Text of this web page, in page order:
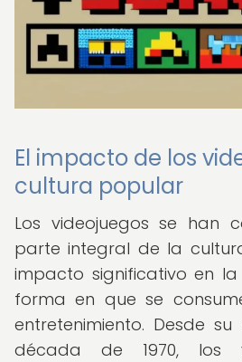
El impacto de los
cultura popular
Los videojuegos se han
parte integral de la
impacto significativo en
forma en que se
entretenimiento. Desde
década de 1970, los